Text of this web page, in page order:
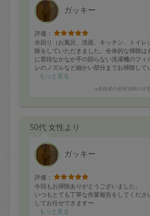
ガッキー
評価：
水回り（お風呂、洗面、キッチン、トイレ
除をしていただきました。全体的な掃除は
に普段なかなか手の回らない洗濯機のフィ
レのノズルなど細かい部分までお掃除して
た。とても丁寧に作業していただき、家の
またよろしくお願いします。
もっと見る
※依頼者の依頼当時の主
50代 女性より
ガッキー
評価：
今回もお掃除ありがとうございました。
いつもとても丁寧な作業報告をしてくださ
してお任せできます〜
もっと見る